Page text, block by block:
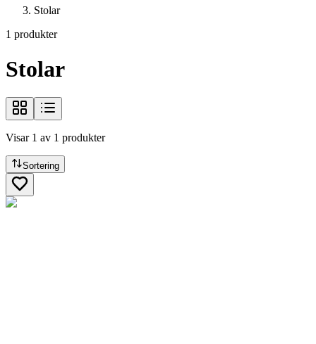
Stolar
1 produkter
Stolar
Visar1 av 1 produkter
Sortering